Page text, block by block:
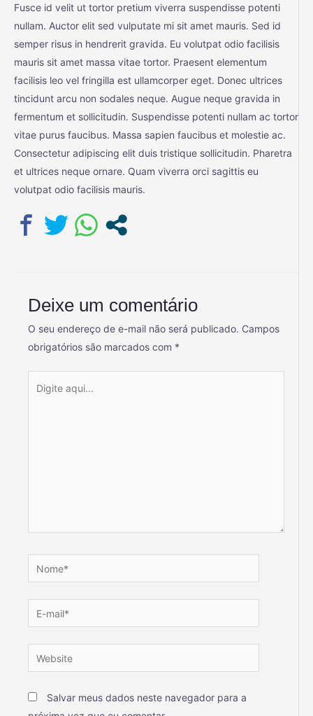
Fusce id velit ut tortor pretium viverra suspendisse potenti
nullam. Auctor elit sed vulputate mi sit amet mauris. Sed id
semper risus in hendrerit gravida. Eu volutpat odio facilisis
mauris sit amet massa vitae tortor. Praesent elementum
facilisis leo vel fringilla est ullamcorper eget. Donec ultrices
tincidunt arcu non sodales neque. Augue neque gravida in
fermentum et sollicitudin. Suspendisse potenti nullam ac tortor
vitae purus faucibus. Massa sapien faucibus et molestie ac.
Consectetur adipiscing elit duis tristique sollicitudin. Pharetra
et ultrices neque ornare. Quam viverra orci sagittis eu
volutpat odio facilisis mauris.
Deixe um comentário
O seu endereço de e-mail não será publicado. Campos
obrigatórios são marcados com *
Salvar meus dados neste navegador para a